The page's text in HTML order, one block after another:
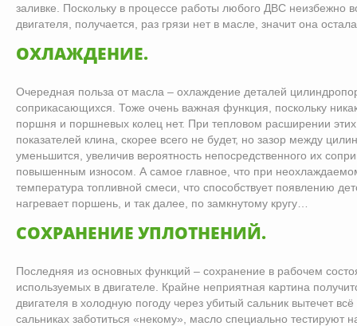
заливке. Поскольку в процессе работы любого ДВС неизбежно
двигателя, получается, раз грязи нет в масле, значит она
ОХЛАЖДЕНИЕ.
Очередная польза от масла – охлаждение деталей
соприкасающихся. Тоже очень важная функция, поскольку
поршня и поршневых колец нет. При тепловом расширении
показателей клина, скорее всего не будет, но зазор между
уменьшится, увеличив вероятность непосредственного их
повышенным износом. А самое главное, что при
температура топливной смеси, что способствует появлению
нагревает поршень, и так далее, по замкнутому кругу…
СОХРАНЕНИЕ УПЛОТНЕНИЙ.
Последняя из основных функций – сохранение в рабочем
используемых в двигателе. Крайне неприятная картина
двигателя в холодную погоду через убитый сальник вытечет
сальниках заботиться «некому», масло специально тестируют